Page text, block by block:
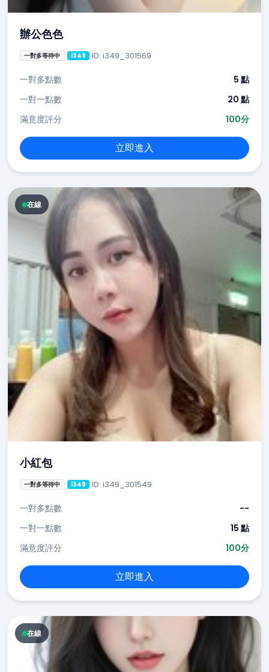
辦公色色
一對多等待中 i349 ID: i349_301569
一對多點數
5 點
一對一點數
20 點
滿意度評分
100分
立即進入
在線
小紅包
一對多等待中 i349 ID: i349_301549
一對多點數
--
一對一點數
15 點
滿意度評分
100分
立即進入
在線